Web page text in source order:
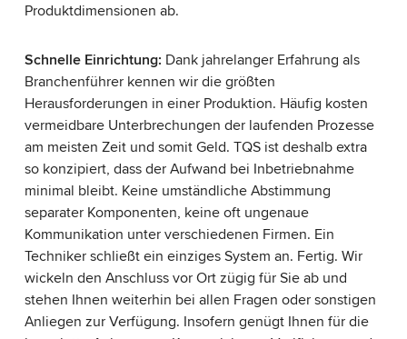
Produktdimensionen ab.
Schnelle Einrichtung: Dank jahrelanger Erfahrung als
Branchenführer kennen wir die größten
Herausforderungen in einer Produktion. Häufig kosten
vermeidbare Unterbrechungen der laufenden Prozesse
am meisten Zeit und somit Geld. TQS ist deshalb extra
so konzipiert, dass der Aufwand bei Inbetriebnahme
minimal bleibt. Keine umständliche Abstimmung
separater Komponenten, keine oft ungenaue
Kommunikation unter verschiedenen Firmen. Ein
Techniker schließt ein einziges System an. Fertig. Wir
wickeln den Anschluss vor Ort zügig für Sie ab und
stehen Ihnen weiterhin bei allen Fragen oder sonstigen
Anliegen zur Verfügung. Insofern genügt Ihnen für die